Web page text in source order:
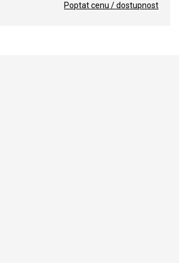
Poptat cenu / dostupnost